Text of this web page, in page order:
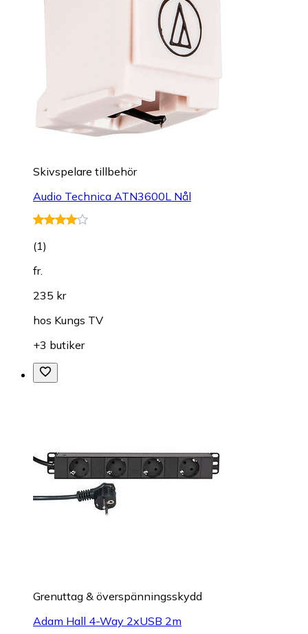
Skivspelare tillbehör
Audio Technica ATN3600L Nål
(1)
fr.
235 kr
hos Kungs TV
+3 butiker
Grenuttag & överspänningsskydd
Adam Hall 4-Way 2xUSB 2m